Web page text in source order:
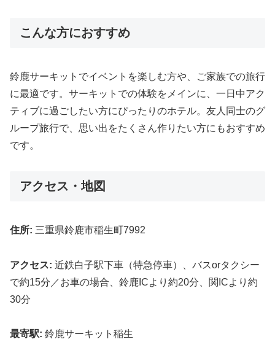
こんな方におすすめ
鈴鹿サーキットでイベントを楽しむ方や、ご家族での旅行
に最適です。サーキットでの体験をメインに、一日中アク
ティブに過ごしたい方にぴったりのホテル。友人同士のグ
ループ旅行で、思い出をたくさん作りたい方にもおすすめ
です。
アクセス・地図
住所: 三重県鈴鹿市稲生町7992
アクセス: 近鉄白子駅下車（特急停車）、バスorタクシー
で約15分／お車の場合、鈴鹿ICより約20分、関ICより約
30分
最寄駅: 鈴鹿サーキット稲生